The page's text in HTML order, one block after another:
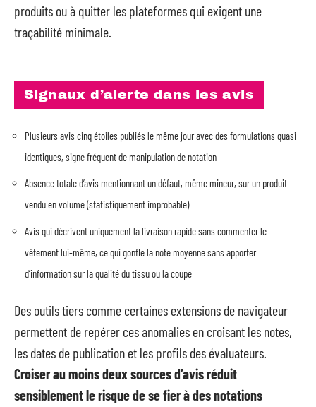
produits ou à quitter les plateformes qui exigent une
traçabilité minimale.
Signaux d’alerte dans les avis
Plusieurs avis cinq étoiles publiés le même jour avec des formulations quasi
identiques, signe fréquent de manipulation de notation
Absence totale d’avis mentionnant un défaut, même mineur, sur un produit
vendu en volume (statistiquement improbable)
Avis qui décrivent uniquement la livraison rapide sans commenter le
vêtement lui-même, ce qui gonfle la note moyenne sans apporter
d’information sur la qualité du tissu ou la coupe
Des outils tiers comme certaines extensions de navigateur
permettent de repérer ces anomalies en croisant les notes,
les dates de publication et les profils des évaluateurs.
Croiser au moins deux sources d’avis réduit
sensiblement le risque de se fier à des notations